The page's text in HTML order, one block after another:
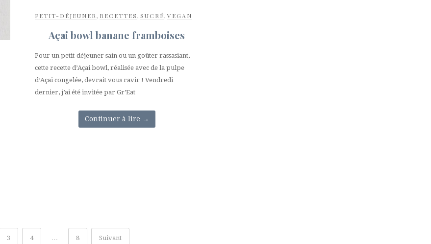
PETIT-DÉJEUNER , RECETTES , SUCRÉ, VEGAN
Açai bowl banane framboises
Pour un petit-déjeuner sain ou un goûter rassasiant,
cette recette d’Açai bowl, réalisée avec de la pulpe
d’Açai congelée, devrait vous ravir ! Vendredi
dernier, j’ai été invitée par Gr’Eat
Continuer à lire →
3 4 8 Suivant